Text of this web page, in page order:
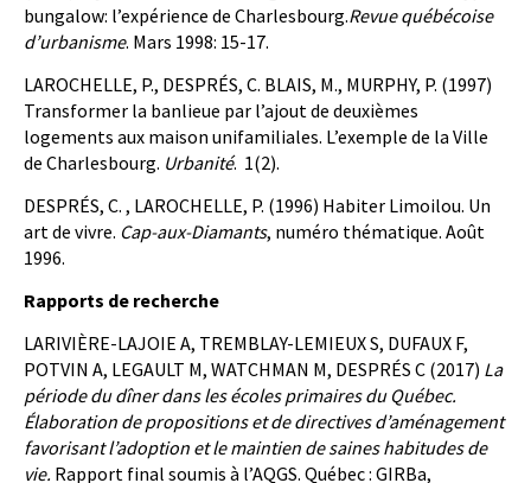
bungalow: l’expérience de Charlesbourg.Revue québécoise
d’urbanisme. Mars 1998: 15-17.
LAROCHELLE, P., DESPRÉS, C. BLAIS, M., MURPHY, P. (1997)
Transformer la banlieue par l’ajout de deuxièmes
logements aux maison unifamiliales. L’exemple de la Ville
de Charlesbourg. Urbanité. 1(2).
DESPRÉS, C. , LAROCHELLE, P. (1996) Habiter Limoilou. Un
art de vivre. Cap-aux-Diamants, numéro thématique. Août
1996.
Rapports de recherche
LARIVIÈRE-LAJOIE A, TREMBLAY-LEMIEUX S, DUFAUX F,
POTVIN A, LEGAULT M, WATCHMAN M, DESPRÉS C (2017) La
période du dîner dans les écoles primaires du Québec.
Élaboration de propositions et de directives d’aménagement
favorisant l’adoption et le maintien de saines habitudes de
vie. Rapport final soumis à l’AQGS. Québec : GIRBa,